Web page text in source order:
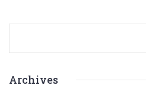
Archives